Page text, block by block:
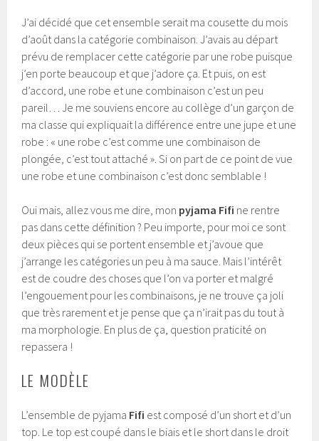
J’ai décidé que cet ensemble serait ma cousette du mois
d’août dans la catégorie combinaison. J’avais au départ
prévu de remplacer cette catégorie par une robe puisque
j’en porte beaucoup et que j’adore ça. Et puis, on est
d’accord, une robe et une combinaison c’est un peu
pareil… Je me souviens encore au collège d’un garçon de
ma classe qui expliquait la différence entre une jupe et une
robe : « une robe c’est comme une combinaison de
plongée, c’est tout attaché ». Si on part de ce point de vue
une robe et une combinaison c’est donc semblable !
Oui mais, allez vous me dire, mon pyjama Fifi ne rentre
pas dans cette définition ? Peu importe, pour moi ce sont
deux pièces qui se portent ensemble et j’avoue que
j’arrange les catégories un peu à ma sauce. Mais l’intérêt
est de coudre des choses que l’on va porter et malgré
l’engouement pour les combinaisons, je ne trouve ça joli
que très rarement et je pense que ça n’irait pas du tout à
ma morphologie. En plus de ça, question praticité on
repassera !
LE MODÈLE
L’ensemble de pyjama Fifi est composé d’un short et d’un
top. Le top est coupé dans le biais et le short dans le droit